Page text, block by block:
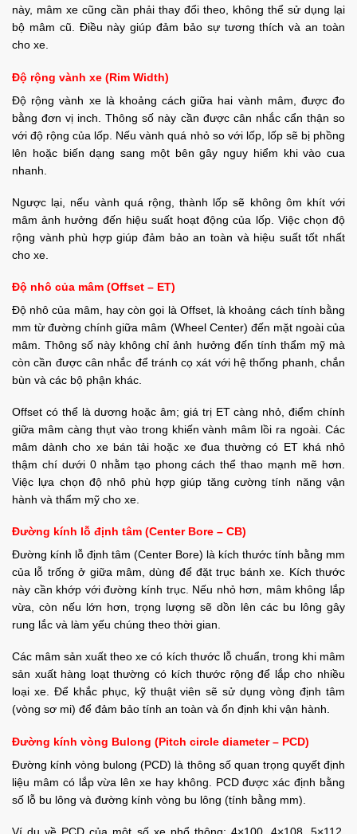
này, mâm xe cũng cần phải thay đổi theo, không thể sử dụng lại
bộ mâm cũ. Điều này giúp đảm bảo sự tương thích và an toàn
cho xe.
Độ rộng vành xe (Rim Width)
Độ rộng vành xe là khoảng cách giữa hai vành mâm, được đo
bằng đơn vị inch. Thông số này cần được cân nhắc cẩn thận so
với độ rộng của lốp. Nếu vành quá nhỏ so với lốp, lốp sẽ bị phồng
lên hoặc biến dạng sang một bên gây nguy hiểm khi vào cua
nhanh.
Ngược lại, nếu vành quá rộng, thành lốp sẽ không ôm khít với
mâm ảnh hưởng đến hiệu suất hoạt động của lốp. Việc chọn độ
rộng vành phù hợp giúp đảm bảo an toàn và hiệu suất tốt nhất
cho xe.
Độ nhô của mâm (Offset – ET)
Độ nhô của mâm, hay còn gọi là Offset, là khoảng cách tính bằng
mm từ đường chính giữa mâm (Wheel Center) đến mặt ngoài của
mâm. Thông số này không chỉ ảnh hưởng đến tính thẩm mỹ mà
còn cần được cân nhắc để tránh cọ xát với hệ thống phanh, chắn
bùn và các bộ phận khác.
Offset có thể là dương hoặc âm; giá trị ET càng nhỏ, điểm chính
giữa mâm càng thụt vào trong khiến vành mâm lồi ra ngoài. Các
mâm dành cho xe bán tải hoặc xe đua thường có ET khá nhỏ
thậm chí dưới 0 nhằm tạo phong cách thể thao mạnh mẽ hơn.
Việc lựa chọn độ nhô phù hợp giúp tăng cường tính năng vận
hành và thẩm mỹ cho xe.
Đường kính lỗ định tâm (Center Bore – CB)
Đường kính lỗ định tâm (Center Bore) là kích thước tính bằng mm
của lỗ trống ở giữa mâm, dùng để đặt trục bánh xe. Kích thước
này cần khớp với đường kính trục. Nếu nhỏ hơn, mâm không lắp
vừa, còn nếu lớn hơn, trọng lượng sẽ dồn lên các bu lông gây
rung lắc và làm yếu chúng theo thời gian.
Các mâm sản xuất theo xe có kích thước lỗ chuẩn, trong khi mâm
sản xuất hàng loạt thường có kích thước rộng để lắp cho nhiều
loại xe. Để khắc phục, kỹ thuật viên sẽ sử dụng vòng định tâm
(vòng sơ mi) để đảm bảo tính an toàn và ổn định khi vận hành.
Đường kính vòng Bulong (Pitch circle diameter – PCD)
Đường kính vòng bulong (PCD) là thông số quan trọng quyết định
liệu mâm có lắp vừa lên xe hay không. PCD được xác định bằng
số lỗ bu lông và đường kính vòng bu lông (tính bằng mm).